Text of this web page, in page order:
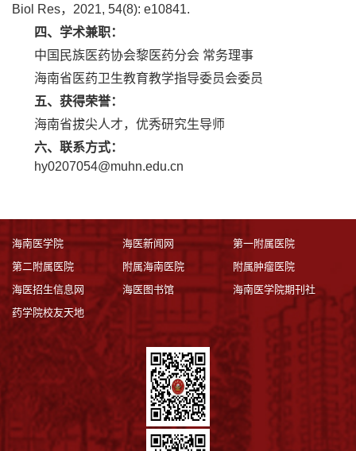
Biol Res，2021, 54(8): e10841.
四、学术兼职：
中国民族医药协会黎医药分会 常务理事
海南省医药卫生教育教学指导委员会委员
五、获得荣誉：
海南省拔尖人才，优秀研究生导师
六、联系方式：
hy0207054@muhn.edu.cn
海南医学院 海医新闻网
第一附属医院
第二附属医院
附属海南医院
附属肿瘤医院
海医招生信息网
海医图书馆
海南医学院期刊社
药学院校友天地